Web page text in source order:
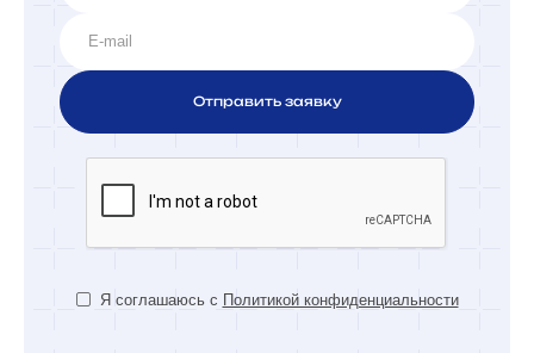
Я соглашаюсь с Политикой конфиденциальности